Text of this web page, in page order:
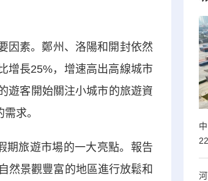
素。鄭州、洛陽和開封依然
增長25%，增速高出高線城市
遊客開始關注小城市的旅遊資
求。
期旅遊市場的一大亮點。報告
然景觀豐富的地區進行放鬆和